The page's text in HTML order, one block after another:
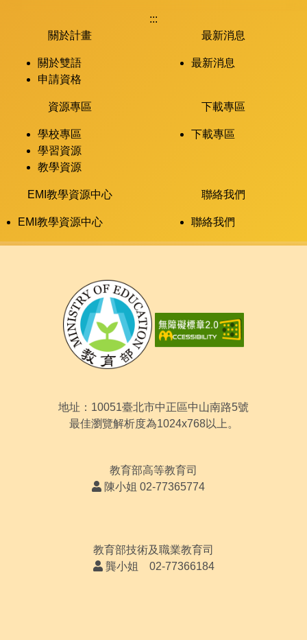
:::
關於計畫
關於雙語
申請資格
最新消息
最新消息
資源專區
學校專區
學習資源
教學資源
下載專區
下載專區
EMI教學資源中心
EMI教學資源中心
聯絡我們
聯絡我們
地址：10051臺北市中正區中山南路5號
最佳瀏覽解析度為1024x768以上。
教育部高等教育司
陳小姐 02-77365774
教育部技術及職業教育司
龔小姐 02-77366184